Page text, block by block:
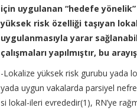
için uygulanan “hedefe
yüksek risk özelliği taşıyan
uygulanmasıyla yarar
çalışmaları yapılmıştır, bu
-Lokalize yüksek risk gurubu yada
yada uygun vakalarda parsiyel
si lokal-ileri evrededir(1), RN’ye